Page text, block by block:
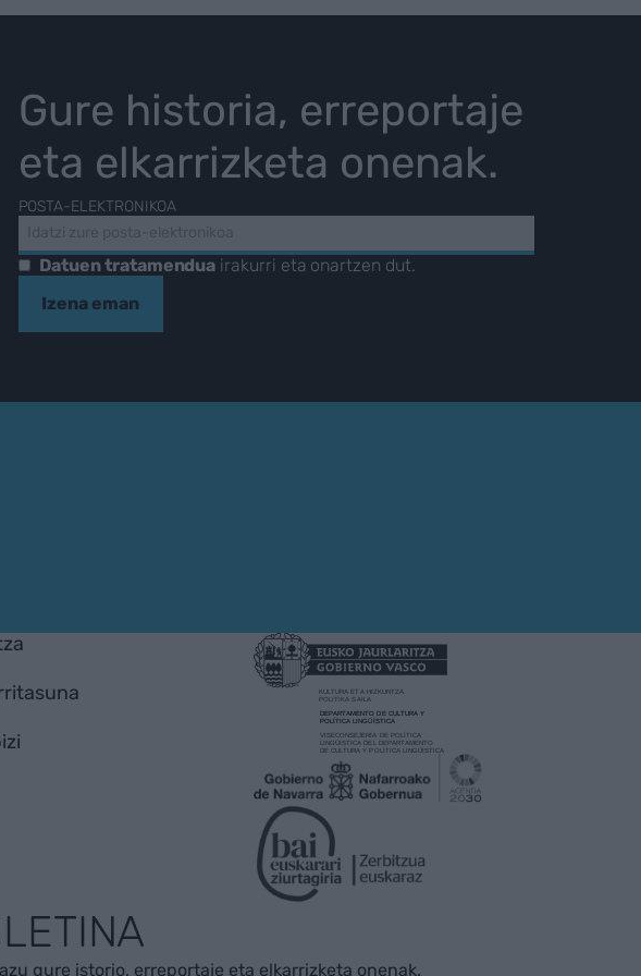
Gure historia, erreportaje
eta elkarrizketa onenak.
POSTA-ELEKTRONIKOA
Datuen tratamendua irakurri eta onartzen dut.
Izena eman
gure istorio, erreportaje eta elkarrizketa onenak.